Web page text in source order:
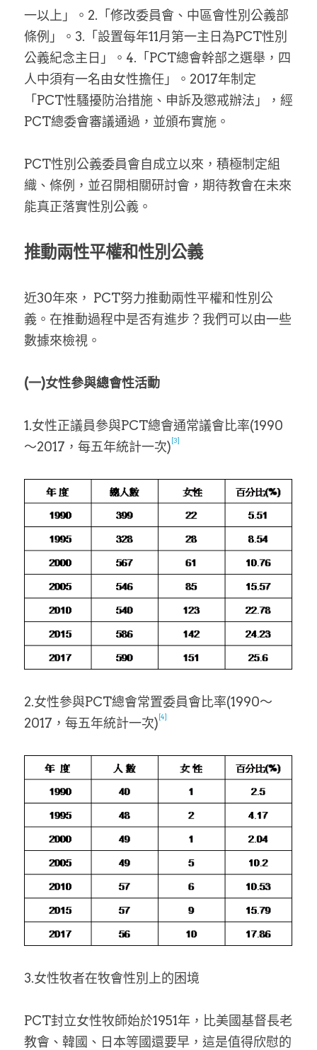
一以上」。2.「修改委員會、中區會性別公義部
條例」。3.「設置每年11月第一主日為PCT性別
公義紀念主日」。4.「PCT總會幹部之選舉，四
人中須有一名由女性擔任」。2017年制定
「PCT性騷擾防治措施、申訴及懲戒辦法」，經
PCT總委會審議通過，並頒布實施。
PCT性別公義委員會自成立以來，積極制定組
織、條例，並召開相關研討會，期待教會在未來
能真正落實性別公義。
推動兩性平權和性別公義
近30年來， PCT努力推動兩性平權和性別公
義。在推動過程中是否有進步？我們可以由一些
數據來檢視。
(一)女性參與總會性活動
1.女性正議員參與PCT總會通常議會比率(1990
～2017，每五年統計一次) [3]
2.女性參與PCT總會常置委員會比率(1990～
2017，每五年統計一次) [4]
3.女性牧者在牧會性別上的困境
PCT封立女性牧師始於1951年，比美國基督長老
教會、韓國、日本等國還要早，這是值得欣慰的